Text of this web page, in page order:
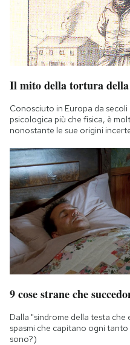
Il mito della tortura della
Conosciuto in Europa da
psicologica più che fisica, è
nonostante le sue origini
9 cose strane che
Dalla "sindrome della testa che
spasmi che capitano ogni
sono?)